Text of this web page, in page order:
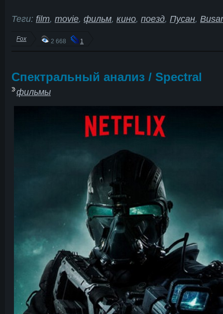
Теги: film, movie, фильм, кино, поезд, Пусан,
Fox 2 668 1
Спектральный анализ / Spectral
фильмы